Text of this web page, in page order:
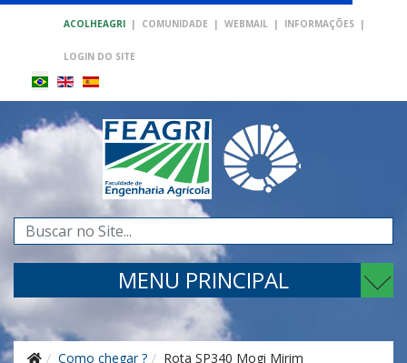
ACOLHEAGRI | COMUNIDADE | WEBMAIL | INFORMAÇÕES |
LOGIN DO SITE
Pesquisar...
MENU PRINCIPAL
Como chegar ? Rota SP340 Mogi Mirim